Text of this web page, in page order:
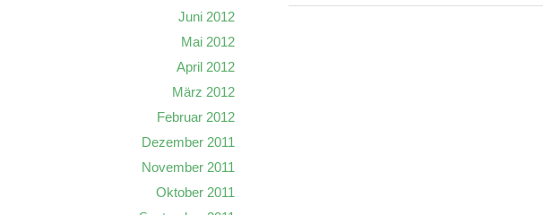
Juni 2012
Mai 2012
April 2012
März 2012
Februar 2012
Dezember 2011
November 2011
Oktober 2011